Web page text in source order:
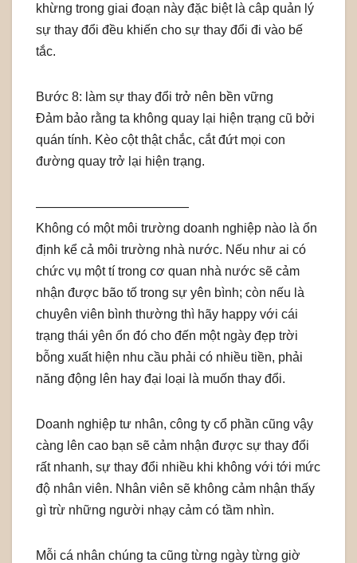
khừng trong giai đoạn này đặc biệt là câp quản lý
sự thay đổi đều khiến cho sự thay đổi đi vào bế
tắc.
Bước 8: làm sự thay đổi trở nên bền vững
Đảm bảo rằng ta không quay lại hiện trạng cũ bởi
quán tính. Kèo cột thật chắc, cắt đứt mọi con
đường quay trở lại hiện trạng.
————————————
Không có một môi trường doanh nghiệp nào là ổn
định kể cả môi trường nhà nước. Nếu như ai có
chức vụ một tí trong cơ quan nhà nước sẽ cảm
nhận được bão tố trong sự yên bình; còn nếu là
chuyên viên bình thường thì hãy happy với cái
trạng thái yên ổn đó cho đến một ngày đẹp trời
bỗng xuất hiện nhu cầu phải có nhiều tiền, phải
năng động lên hay đại loại là muốn thay đổi.
Doanh nghiệp tư nhân, công ty cổ phần cũng vậy
càng lên cao bạn sẽ cảm nhận được sự thay đổi
rất nhanh, sự thay đổi nhiều khi không với tới mức
độ nhân viên. Nhân viên sẽ không cảm nhận thấy
gì trừ những người nhạy cảm có tầm nhìn.
Mỗi cá nhân chúng ta cũng từng ngày từng giờ